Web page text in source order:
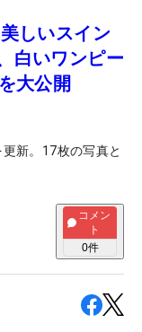
しいスイン
白いワンピー
大公開
新。17枚の写真と
コメン
ト
0件